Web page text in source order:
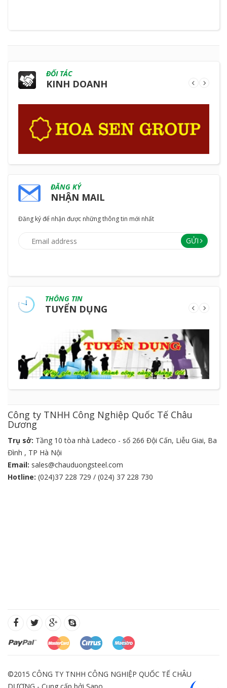
ĐỐI TÁC
KINH DOANH
ĐĂNG KÝ
NHẬN MAIL
Đăng ký để nhận được những thông tin mới nhất
GỬI
THÔNG TIN
TUYỂN DỤNG
Công ty TNHH Công Nghiệp Quốc Tế Châu
Dương
Trụ sở: Tầng 10 tòa nhà Ladeco - số 266 Đội Cấn, Liễu Giai, Ba
Đình , TP Hà Nội
Email: sales@chauduongsteel.com
Hotline: (024)37 228 729 / (024) 37 228 730
©2015 CÔNG TY TNHH CÔNG NGHIỆP QUỐC TẾ CHÂU
DƯƠNG - Cung cấp bởi Sapo